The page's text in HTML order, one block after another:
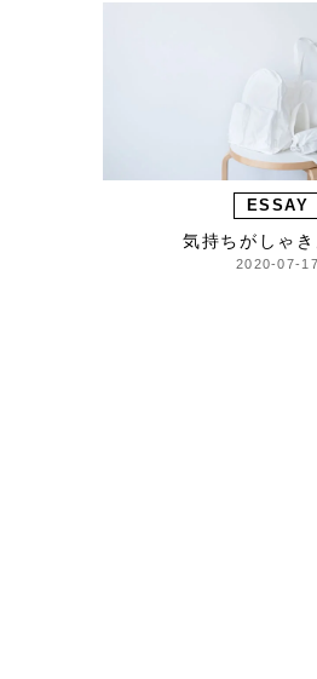
ESSAY
気持ちがしゃき
2020-07-17